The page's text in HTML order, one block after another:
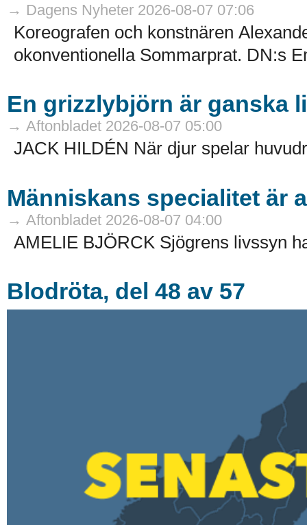
→ Dagens Nyheter 2026-08-07 07:06
Koreografen och konstnären
okonventionella Sommarprat. DN:s
En grizzlybjörn är ganska
→ Aftonbladet 2026-08-07 05:00
JACK HILDÉN När djur spelar
Människans specialitet är
→ Aftonbladet 2026-08-07 04:00
AMELIE BJÖRCK Sjögrens livssyn
Blodröta, del 48 av 57